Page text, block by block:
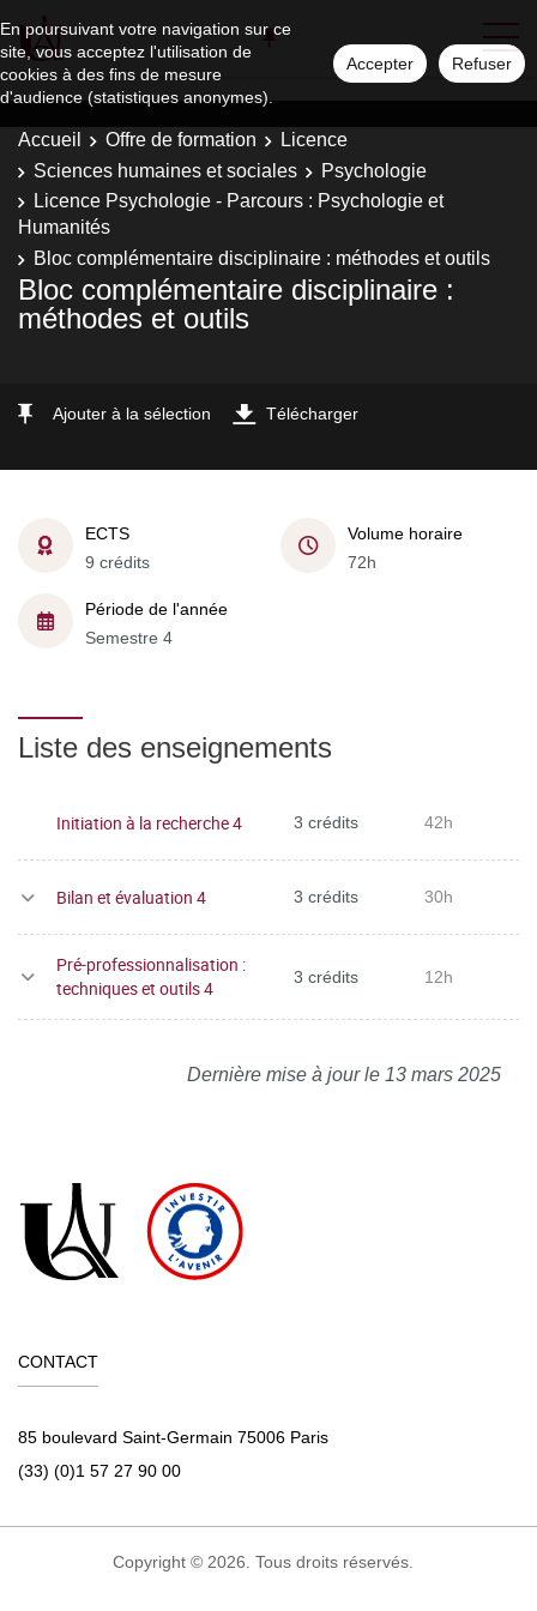
En poursuivant votre navigation sur ce
site, vous acceptez l'utilisation de
cookies à des fins de mesure
d'audience (statistiques anonymes).
Accepter Refuser
Accueil Offre de formation
Licence
Sciences humaines et sociales
Psychologie
Licence Psychologie - Parcours : Psychologie et
Humanités
Bloc complémentaire disciplinaire : méthodes et outils
Bloc complémentaire disciplinaire :
méthodes et outils
Ajouter à la sélection Télécharger
ECTS
9 crédits
Volume horaire
72h
Période de l'année
Semestre 4
Liste des enseignements
Initiation à la recherche 4 3 crédits 42h
Bilan et évaluation 4 3 crédits 30h
Pré-professionnalisation :
techniques et outils 4
3 crédits 12h
Dernière mise à jour le 13 mars 2025
CONTACT
85 boulevard Saint-Germain 75006 Paris
(33) (0)1 57 27 90 00
Copyright © 2026. Tous droits réservés.